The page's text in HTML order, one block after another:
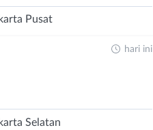
Pusat
Selatan
hari ini